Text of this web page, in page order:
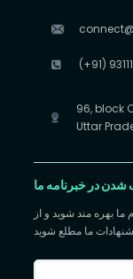
(+91)
96, block
Uttar
در خبرنامه ما
بهره مند شوید و از
ما مطلع شوید